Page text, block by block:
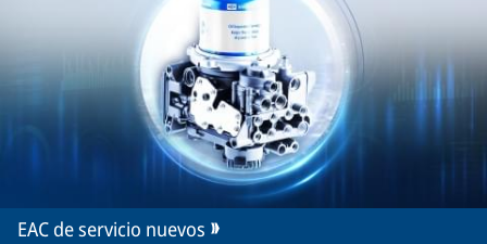
EAC de servicio nuevos